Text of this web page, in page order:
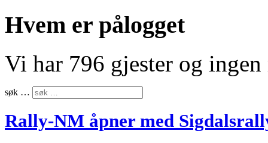
Hvem er pålogget
Vi har 796 gjester og ingen
søk …
Rally-NM åpner med